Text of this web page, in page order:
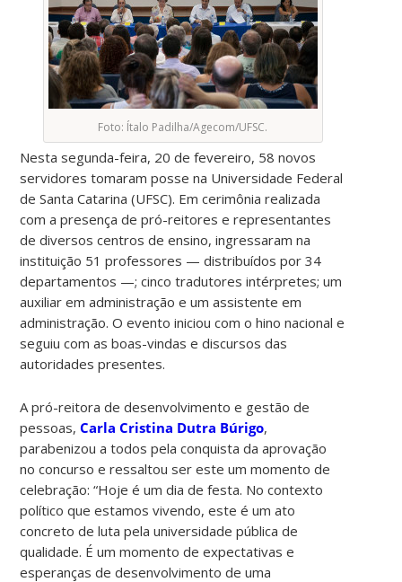
Foto: Ítalo Padilha/Agecom/UFSC.
Nesta segunda-feira, 20 de fevereiro, 58 novos
servidores tomaram posse na Universidade Federal
de Santa Catarina (UFSC). Em cerimônia realizada
com a presença de pró-reitores e representantes
de diversos centros de ensino, ingressaram na
instituição 51 professores — distribuídos por 34
departamentos —; cinco tradutores intérpretes; um
auxiliar em administração e um assistente em
administração. O evento iniciou com o hino nacional e
seguiu com as boas-vindas e discursos das
autoridades presentes.
A pró-reitora de desenvolvimento e gestão de
pessoas,Carla Cristina Dutra Búrigo,
parabenizou a todos pela conquista da aprovação
no concurso e ressaltou ser este um momento de
celebração: “Hoje é um dia de festa. No contexto
político que estamos vivendo, este é um ato
concreto de luta pela universidade pública de
qualidade. É um momento de expectativas e
esperanças de desenvolvimento de uma